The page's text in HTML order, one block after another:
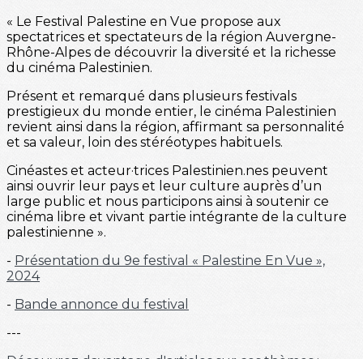
« Le Festival Palestine en Vue propose aux
spectatrices et spectateurs de la région Auvergne-
Rhône-Alpes de découvrir la diversité et la richesse
du cinéma Palestinien.
Présent et remarqué dans plusieurs festivals
prestigieux du monde entier, le cinéma Palestinien
revient ainsi dans la région, affirmant sa personnalité
et sa valeur, loin des stéréotypes habituels.
Cinéastes et acteur·trices Palestinien.nes peuvent
ainsi ouvrir leur pays et leur culture auprès d’un
large public et nous participons ainsi à soutenir ce
cinéma libre et vivant partie intégrante de la culture
palestinienne ».
- Présentation du 9e festival « Palestine En Vue »,
2024
- Bande annonce du festival
---